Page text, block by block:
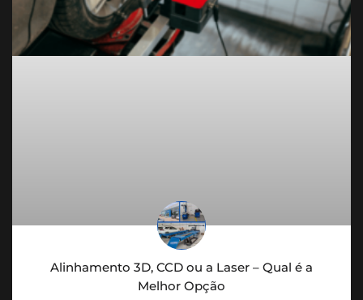
Alinhamento 3D, CCD ou a Laser – Qual é a
Melhor Opção